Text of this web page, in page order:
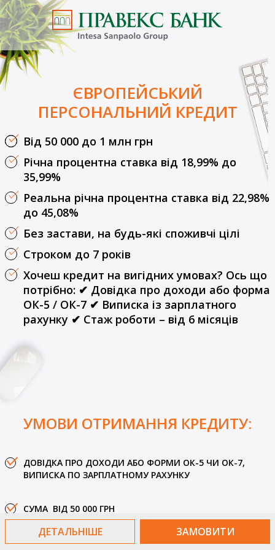
ЄВРОПЕЙСЬКИЙ
ПЕРСОНАЛЬНИЙ КРЕДИТ
Від 50 000 до 1 млн грн
Річна процентна ставка від 18,99% до
35,99%
Реальна річна процентна ставка від 22,98%
до 45,08%
Без застави, на будь-які споживчі цілі
Строком до 7 років
Хочеш кредит на вигідних умовах? Ось що
потрібно: ✔ Довідка про доходи або форма
ОК-5 / ОК-7 ✔ Виписка із зарплатного
рахунку ✔ Стаж роботи – від 6 місяців
УМОВИ ОТРИМАННЯ КРЕДИТУ:
ДОВІДКА ПРО ДОХОДИ АБО ФОРМИ ОК-5 ЧИ ОК-7,
ВИПИСКА ПО ЗАРПЛАТНОМУ РАХУНКУ
СУМА ВІД 50 000 ГРН
СТАЖ РОБОТИ НА ОСТАННЬОМУ МІСЦІ РОБОТИ НЕ
ДЕТАЛЬНІШЕ ЗАМОВИТИ
пільгова номінальна ставка з
2021 року включно. Після
завершення пільгового
періоду процентна ставка
встановлюється на рівні
стандартної, згідно обраного
кредиту. Реальна річна
процентна ставка